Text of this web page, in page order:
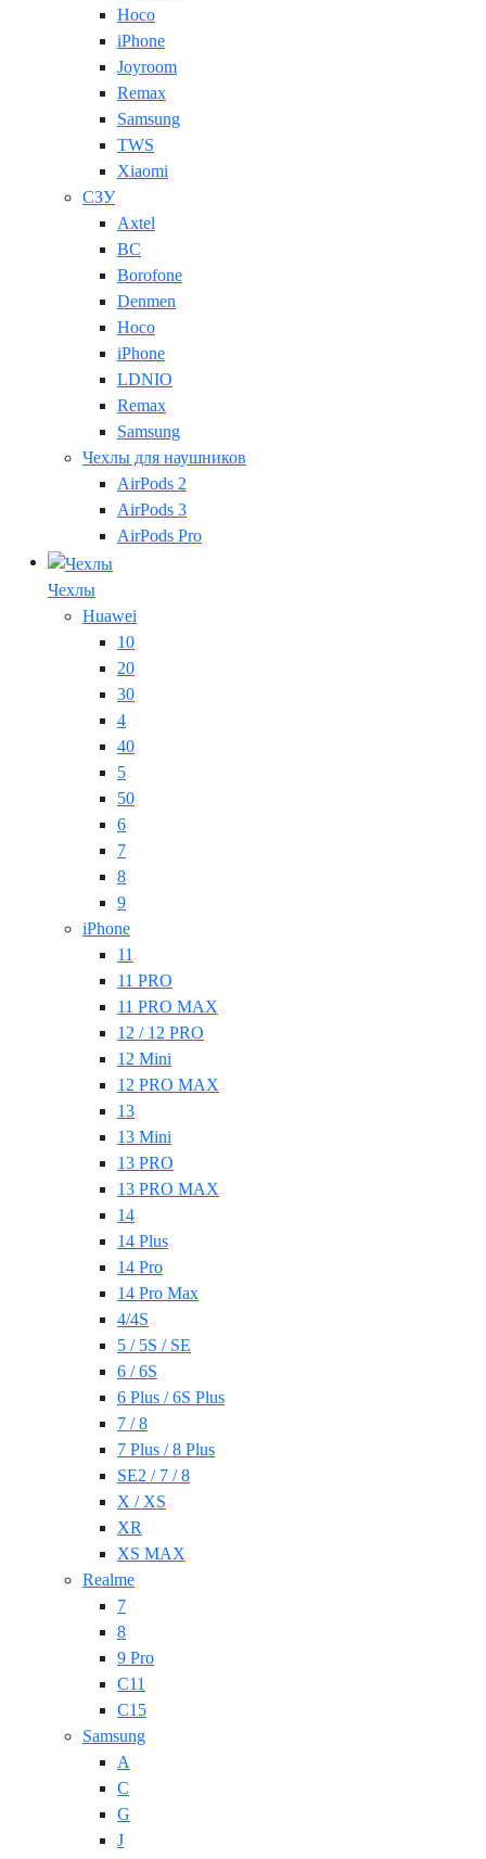
Hoco
iPhone
Joyroom
Remax
Samsung
TWS
Xiaomi
СЗУ
Axtel
BC
Borofone
Denmen
Hoco
iPhone
LDNIO
Remax
Samsung
Чехлы для наушников
AirPods 2
AirPods 3
AirPods Pro
Чехлы
Huawei
10
20
30
4
40
5
50
6
7
8
9
iPhone
11
11 PRO
11 PRO MAX
12 / 12 PRO
12 Mini
12 PRO MAX
13
13 Mini
13 PRO
13 PRO MAX
14
14 Plus
14 Pro
14 Pro Max
4/4S
5 / 5S / SE
6 / 6S
6 Plus / 6S Plus
7 / 8
7 Plus / 8 Plus
SE2 / 7 / 8
X / XS
XR
XS MAX
Realme
7
8
9 Pro
C11
C15
Samsung
A
C
G
J